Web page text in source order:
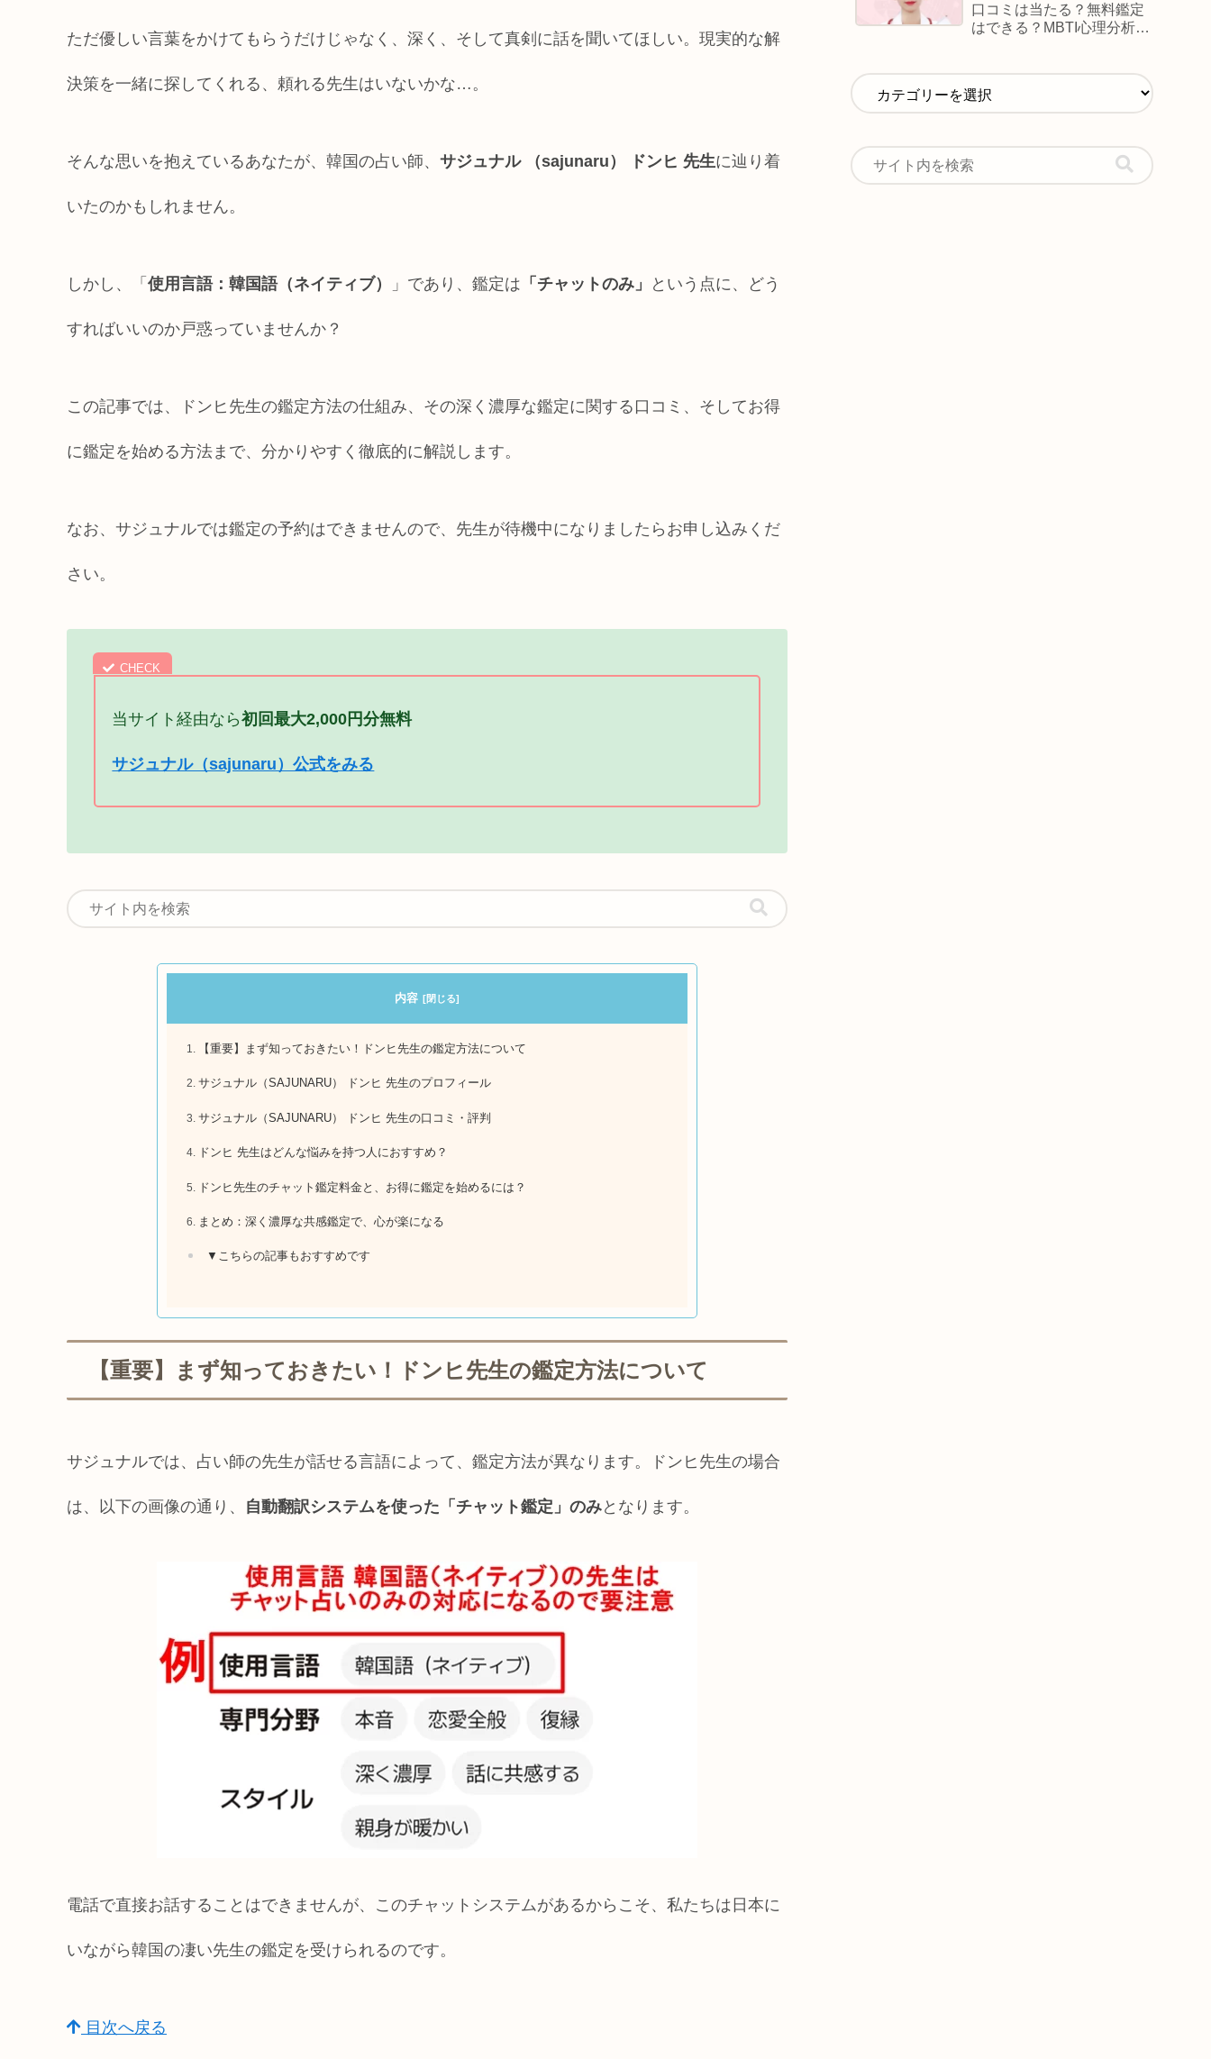
ただ優しい言葉をかけてもらうだけじゃなく、深く、そして真剣に話を聞いてほしい。現実的な解
決策を一緒に探してくれる、頼れる先生はいないかな…。
そんな思いを抱えているあなたが、韓国の占い師、 サジュナル （sajunaru） ドンヒ 先生に辿り着
いたのかもしれません。
しかし、「 使用言語：韓国語（ネイティブ） 」であり、鑑定は 「チャットのみ」 という点に、どう
すればいいのか戸惑っていませんか？
この記事では、ドンヒ先生の鑑定方法の仕組み、その深く濃厚な鑑定に関する口コミ、そしてお得
に鑑定を始める方法まで、分かりやすく徹底的に解説します。
なお、サジュナルでは鑑定の予約はできませんので、先生が待機中になりましたらお申し込みくだ
さい。
当サイト経由なら初回最大2,000円分無料
サジュナル（sajunaru）公式をみる
内容
【重要】まず知っておきたい！ドンヒ先生の鑑定方法について
サジュナル（SAJUNARU） ドンヒ 先生のプロフィール
サジュナル（SAJUNARU） ドンヒ 先生の口コミ・評判
ドンヒ 先生はどんな悩みを持つ人におすすめ？
ドンヒ先生のチャット鑑定料金と、お得に鑑定を始めるには？
まとめ：深く濃厚な共感鑑定で、心が楽になる
▼こちらの記事もおすすめです
【重要】まず知っておきたい！ドンヒ先生の鑑定方法について
サジュナルでは、占い師の先生が話せる言語によって、鑑定方法が異なります。ドンヒ先生の場合
は、以下の画像の通り、 自動翻訳システムを使った「チャット鑑定」のみとなります。
電話で直接お話することはできませんが、このチャットシステムがあるからこそ、私たちは日本に
いながら韓国の凄い先生の鑑定を受けられるのです。
目次へ戻る
口コミは当たる？無料鑑定
はできる？MBTI心理分析士